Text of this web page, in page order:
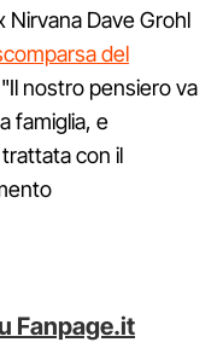
Nirvana Dave Grohl
del
nostro pensiero va
famiglia, e
con il
Fanpage.it